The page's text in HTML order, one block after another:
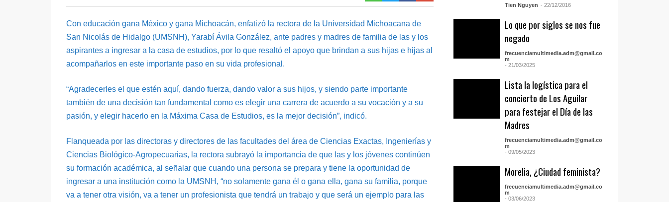
Con educación gana México y gana Michoacán, enfatizó la rectora de la Universidad Michoacana de
San Nicolás de Hidalgo (UMSNH), Yarabí Ávila González, ante padres y madres de familia de las y los
aspirantes a ingresar a la casa de estudios, por lo que resaltó el apoyo que brindan a sus hijas e hijas al
acompañarlos en este importante paso en su vida profesional.
“Agradecerles el que estén aquí, dando fuerza, dando valor a sus hijos, y siendo parte importante
también de una decisión tan fundamental como es elegir una carrera de acuerdo a su vocación y a su
pasión, y elegir hacerlo en la Máxima Casa de Estudios, es la mejor decisión”, indicó.
Flanqueada por las directoras y directores de las facultades del área de Ciencias Exactas, Ingenierías y
Ciencias Biológico-Agropecuarias, la rectora subrayó la importancia de que las y los jóvenes continúen
su formación académica, al señalar que cuando una persona se prepara y tiene la oportunidad de
ingresar a una institución como la UMSNH, “no solamente gana él o gana ella, gana su familia, porque
va a tener otra visión, va a tener un profesionista que tendrá un trabajo y que será un ejemplo para las
Tien Nguyen - 22/12/2016
Lo que por siglos se nos fue
negado
frecuenciamultimedia.adm@gmail.co
m
- 21/03/2025
Lista la logística para el
concierto de Los Aguilar
para festejar el Día de las
Madres
frecuenciamultimedia.adm@gmail.co
m
- 09/05/2023
Morelia, ¿Ciudad feminista?
frecuenciamultimedia.adm@gmail.co
m
- 03/06/2023